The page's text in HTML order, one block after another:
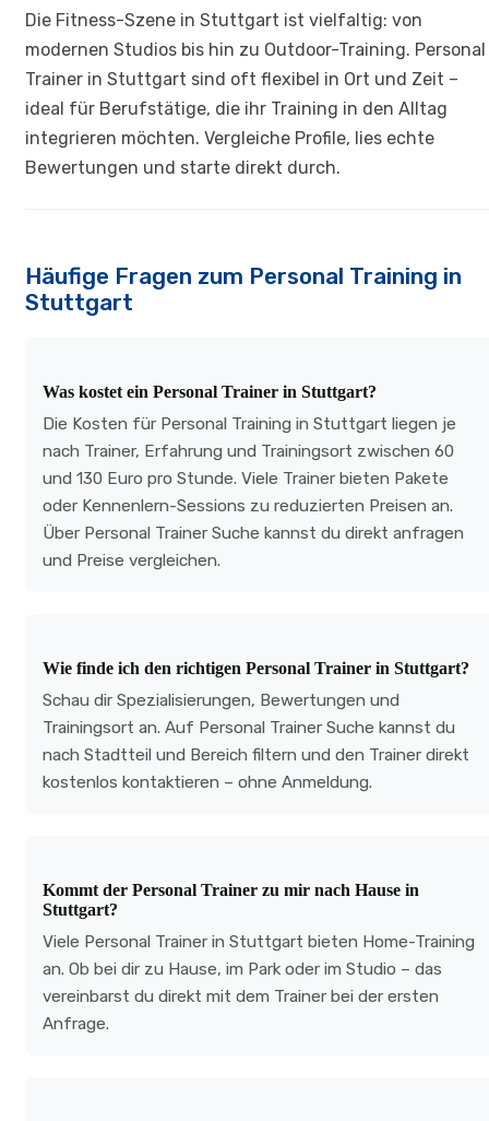
Die Fitness-Szene in Stuttgart ist vielfaltig: von
modernen Studios bis hin zu Outdoor-Training. Personal
Trainer in Stuttgart sind oft flexibel in Ort und Zeit –
ideal für Berufstätige, die ihr Training in den Alltag
integrieren möchten. Vergleiche Profile, lies echte
Bewertungen und starte direkt durch.
Häufige Fragen zum Personal Training in
Stuttgart
Was kostet ein Personal Trainer in Stuttgart?
Die Kosten für Personal Training in Stuttgart liegen je
nach Trainer, Erfahrung und Trainingsort zwischen 60
und 130 Euro pro Stunde. Viele Trainer bieten Pakete
oder Kennenlern-Sessions zu reduzierten Preisen an.
Über Personal Trainer Suche kannst du direkt anfragen
und Preise vergleichen.
Wie finde ich den richtigen Personal Trainer in Stuttgart?
Schau dir Spezialisierungen, Bewertungen und
Trainingsort an. Auf Personal Trainer Suche kannst du
nach Stadtteil und Bereich filtern und den Trainer direkt
kostenlos kontaktieren – ohne Anmeldung.
Kommt der Personal Trainer zu mir nach Hause in
Stuttgart?
Viele Personal Trainer in Stuttgart bieten Home-Training
an. Ob bei dir zu Hause, im Park oder im Studio – das
vereinbarst du direkt mit dem Trainer bei der ersten
Anfrage.